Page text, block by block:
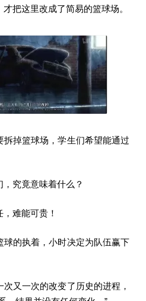
把这里改成了简易的篮球场。
掉篮球场，学生们希望能通过
究竟意味着什么？
难能可贵！
的执着，小时决定为队伍赢下
又一次的改变了历史的进程，